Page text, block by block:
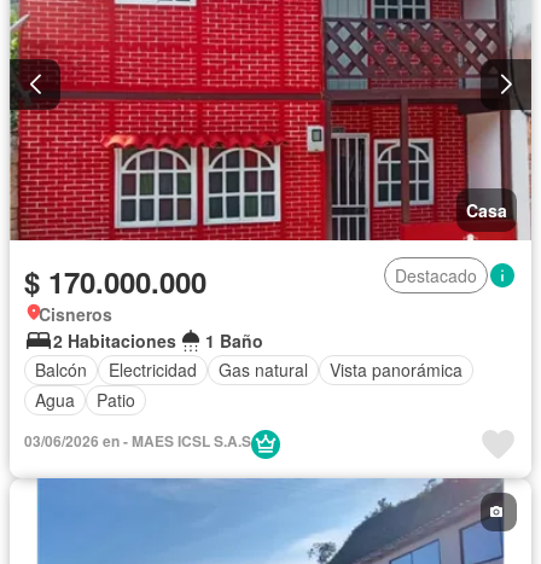
Casa
$ 170.000.000
Destacado
Cisneros
2 Habitaciones
1 Baño
Balcón
Electricidad Gas natural
Vista panorámica
Agua
Patio
03/06/2026 en - MAES ICSL S.A.S